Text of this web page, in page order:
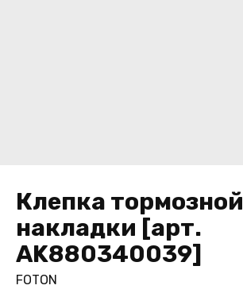
Клепка тормозной
накладки [арт.
AK880340039]
FOTON